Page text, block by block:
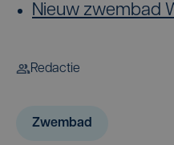
Nieuw zwembad
Redactie
Zwembad